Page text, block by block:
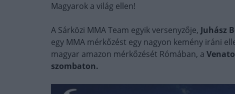
Magyarok a világ ellen!
A Sárközi MMA Team egyik versenyzője, Juhász
egy MMA mérkőzést egy nagyon kemény iráni
magyar amazon mérkőzését Rómában, a
szombaton.